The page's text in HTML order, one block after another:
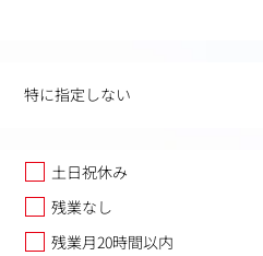
特に指定しない
土日祝休み
残業なし
残業月20時間以内